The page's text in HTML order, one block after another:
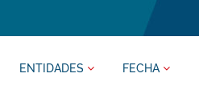
ENTIDADES FECHA